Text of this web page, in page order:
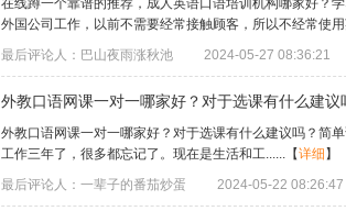
在线蹲一个靠谱的推荐，成人英语口语培训机构哪家好？
外国公司工作，以前不需要经常接触顾客，所以不经常使
最后评论人：巴山夜雨涨秋池
2024-05-27 08:36:21
外教口语网课一对一哪家好？对于选课有什么建议
外教口语网课一对一哪家好？对于选课有什么建议吗？简
工作三年了，很多都忘记了。现在是生活和工...... 【详细 】
最后评论人：一辈子的番茄炒蛋
2024-05-22 08:26:47